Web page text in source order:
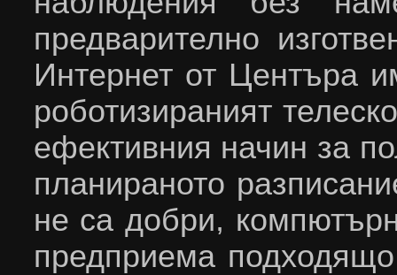
предварително
Интернет от Центъра
роботизираният
ефективния начин за
планираното
не са добри,
предприема